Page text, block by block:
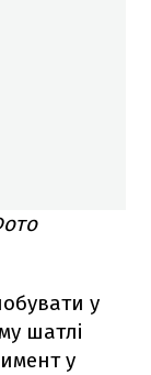
у
шатлі
у